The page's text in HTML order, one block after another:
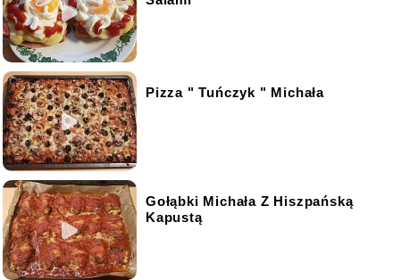
Pizza " Tuńczyk " Michała
Gołąbki Michała Z Hiszpańską
Kapustą